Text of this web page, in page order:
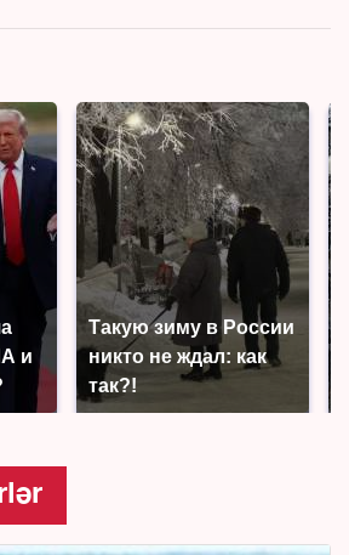
и
Такую зиму в России
никто не ждал: как
так?!